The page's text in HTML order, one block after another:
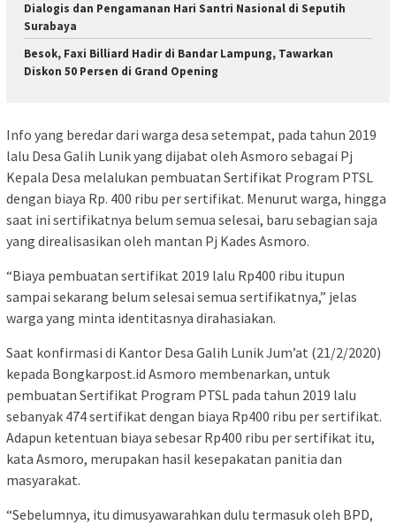
Dialogis dan Pengamanan Hari Santri Nasional di Seputih
Surabaya
Besok, Faxi Billiard Hadir di Bandar Lampung, Tawarkan
Diskon 50 Persen di Grand Opening
Info yang beredar dari warga desa setempat, pada tahun 2019
lalu Desa Galih Lunik yang dijabat oleh Asmoro sebagai Pj
Kepala Desa melalukan pembuatan Sertifikat Program PTSL
dengan biaya Rp. 400 ribu per sertifikat. Menurut warga, hingga
saat ini sertifikatnya belum semua selesai, baru sebagian saja
yang direalisasikan oleh mantan Pj Kades Asmoro.
“Biaya pembuatan sertifikat 2019 lalu Rp400 ribu itupun
sampai sekarang belum selesai semua sertifikatnya,” jelas
warga yang minta identitasnya dirahasiakan.
Saat konfirmasi di Kantor Desa Galih Lunik Jum’at (21/2/2020)
kepada Bongkarpost.id Asmoro membenarkan, untuk
pembuatan Sertifikat Program PTSL pada tahun 2019 lalu
sebanyak 474 sertifikat dengan biaya Rp400 ribu per sertifikat.
Adapun ketentuan biaya sebesar Rp400 ribu per sertifikat itu,
kata Asmoro, merupakan hasil kesepakatan panitia dan
masyarakat.
“Sebelumnya, itu dimusyawarahkan dulu termasuk oleh BPD,